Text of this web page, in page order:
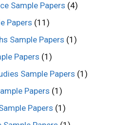
Sample Papers (4)
Papers (11)
Sample Papers (1)
Papers (1)
Sample Papers (1)
Papers (1)
Papers (1)